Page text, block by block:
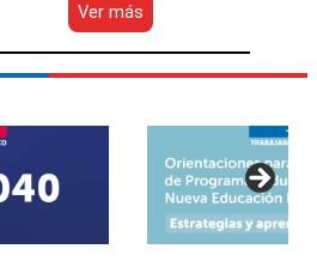
Ver más
Expertos
y
autoridades
avance
apoyo
técnico
pedagógico